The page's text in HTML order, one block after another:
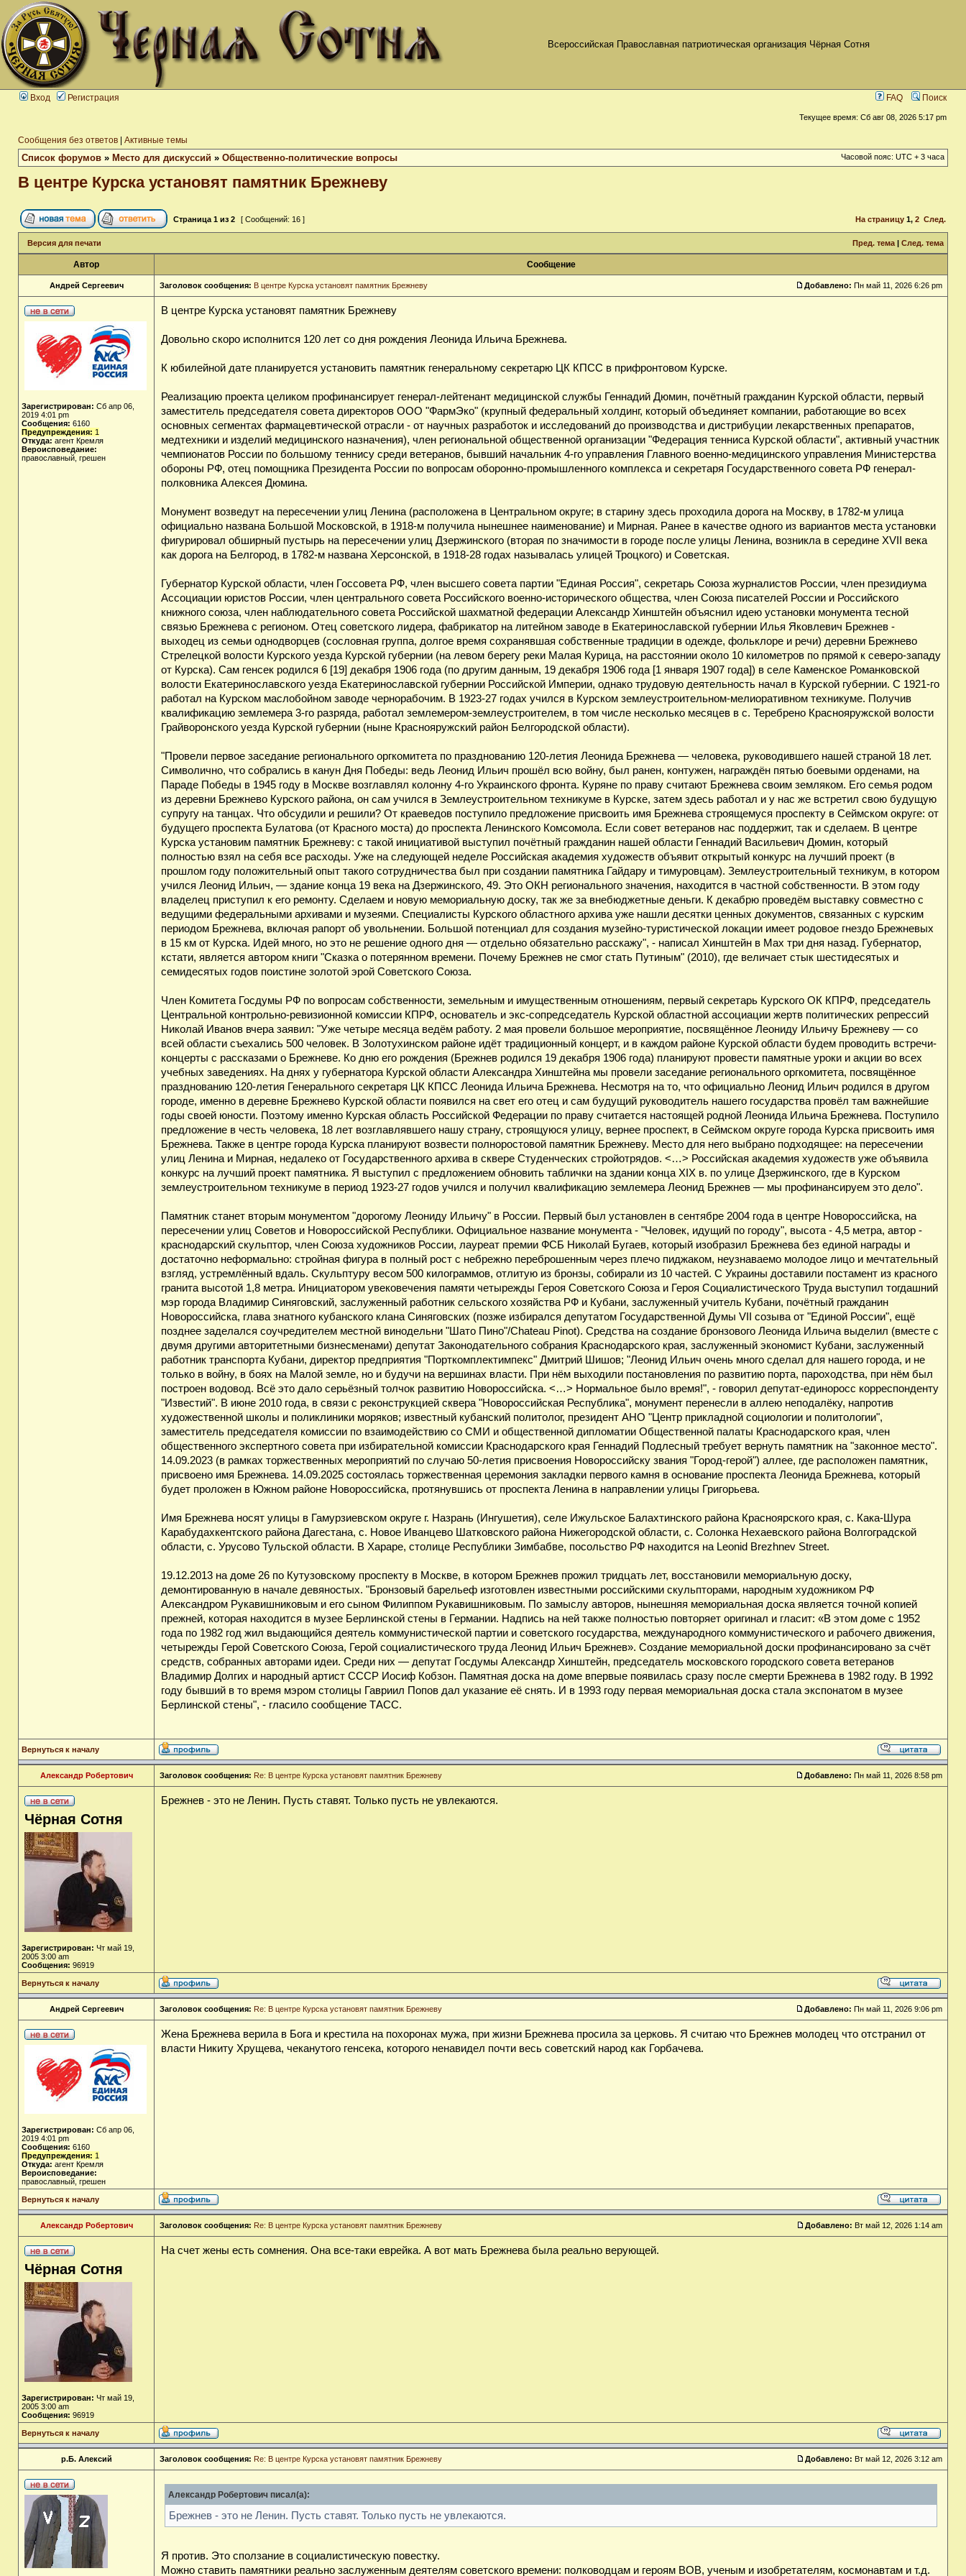
Всероссийская Православная патриотическая организация Чёрная Сотня
Вход Регистрация FAQ Поиск
Текущее время: Сб авг 08, 2026 5:17 pm
Сообщения без ответов Активные темы
Список форумов » Место для дискуссий » Общественно-политические вопросы Часовой пояс: UTC + 3 часа
В центре Курска установят памятник Брежневу
Страница 1 из 2 [ Сообщений: 16 ] На страницу 1, 2 След.
Версия для печати Пред. тема | След. тема
Автор Сообщение
Андрей Сергеевич Заголовок сообщения: В центре Курска установят памятник Брежневу Добавлено: Пн май 11, 2026 6:26 pm
Зарегистрирован: Сб апр 06,
2019 4:01 pm
Сообщения: 6160
Предупреждения: 1
Откуда: агент Кремля
Вероисповедание:
православный, грешен
В центре Курска установят памятник Брежневу
Довольно скоро исполнится 120 лет со дня рождения Леонида Ильича Брежнева.
К юбилейной дате планируется установить памятник генеральному секретарю ЦК КПСС в прифронтовом Курске.
Реализацию проекта целиком профинансирует генерал-лейтенант медицинской службы Геннадий Дюмин, почётный гражданин Курской области, первый
заместитель председателя совета директоров ООО "ФармЭко" (крупный федеральный холдинг, который объединяет компании, работающие во всех
основных сегментах фармацевтической отрасли - от научных разработок и исследований до производства и дистрибуции лекарственных препаратов,
медтехники и изделий медицинского назначения), член региональной общественной организации "Федерация тенниса Курской области", активный участник
чемпионатов России по большому теннису среди ветеранов, бывший начальник 4-го управления Главного военно-медицинского управления Министерства
обороны РФ, отец помощника Президента России по вопросам оборонно-промышленного комплекса и секретаря Государственного совета РФ генерал-
полковника Алексея Дюмина.
Монумент возведут на пересечении улиц Ленина (расположена в Центральном округе; в старину здесь проходила дорога на Москву, в 1782-м улица
официально названа Большой Московской, в 1918-м получила нынешнее наименование) и Мирная. Ранее в качестве одного из вариантов места установки
фигурировал обширный пустырь на пересечении улиц Дзержинского (вторая по значимости в городе после улицы Ленина, возникла в середине XVII века
как дорога на Белгород, в 1782-м названа Херсонской, в 1918-28 годах называлась улицей Троцкого) и Советская.
Губернатор Курской области, член Госсовета РФ, член высшего совета партии "Единая Россия", секретарь Союза журналистов России, член президиума
Ассоциации юристов России, член центрального совета Российского военно-исторического общества, член Союза писателей России и Российского
книжного союза, член наблюдательного совета Российской шахматной федерации Александр Хинштейн объяснил идею установки монумента тесной
связью Брежнева с регионом. Отец советского лидера, фабрикатор на литейном заводе в Екатеринославской губернии Илья Яковлевич Брежнев -
выходец из семьи однодворцев (сословная группа, долгое время сохранявшая собственные традиции в одежде, фольклоре и речи) деревни Брежнево
Стрелецкой волости Курского уезда Курской губернии (на левом берегу реки Малая Курица, на расстоянии около 10 километров по прямой к северо-западу
от Курска). Сам генсек родился 6 [19] декабря 1906 года (по другим данным, 19 декабря 1906 года [1 января 1907 года]) в селе Каменское Романковской
волости Екатеринославского уезда Екатеринославской губернии Российской Империи, однако трудовую деятельность начал в Курской губернии. С 1921-го
работал на Курском маслобойном заводе чернорабочим. В 1923-27 годах учился в Курском землеустроительном-мелиоративном техникуме. Получив
квалификацию землемера 3-го разряда, работал землемером-землеустроителем, в том числе несколько месяцев в с. Теребрено Краснояружской волости
Грайворонского уезда Курской губернии (ныне Краснояружский район Белгородской области).
"Провели первое заседание регионального оргкомитета по празднованию 120-летия Леонида Брежнева — человека, руководившего нашей страной 18 лет.
Символично, что собрались в канун Дня Победы: ведь Леонид Ильич прошёл всю войну, был ранен, контужен, награждён пятью боевыми орденами, на
Параде Победы в 1945 году в Москве возглавлял колонну 4-го Украинского фронта. Куряне по праву считают Брежнева своим земляком. Его семья родом
из деревни Брежнево Курского района, он сам учился в Землеустроительном техникуме в Курске, затем здесь работал и у нас же встретил свою будущую
супругу на танцах. Что обсудили и решили? От краеведов поступило предложение присвоить имя Брежнева строящемуся проспекту в Сеймском округе: от
будущего проспекта Булатова (от Красного моста) до проспекта Ленинского Комсомола. Если совет ветеранов нас поддержит, так и сделаем. В центре
Курска установим памятник Брежневу: с такой инициативой выступил почётный гражданин нашей области Геннадий Васильевич Дюмин, который
полностью взял на себя все расходы. Уже на следующей неделе Российская академия художеств объявит открытый конкурс на лучший проект (в
прошлом году положительный опыт такого сотрудничества был при создании памятника Гайдару и тимуровцам). Землеустроительный техникум, в котором
учился Леонид Ильич, — здание конца 19 века на Дзержинского, 49. Это ОКН регионального значения, находится в частной собственности. В этом году
владелец приступил к его ремонту. Сделаем и новую мемориальную доску, так же за внебюджетные деньги. К декабрю проведём выставку совместно с
ведущими федеральными архивами и музеями. Специалисты Курского областного архива уже нашли десятки ценных документов, связанных с курским
периодом Брежнева, включая рапорт об увольнении. Большой потенциал для создания музейно-туристической локации имеет родовое гнездо Брежневых
в 15 км от Курска. Идей много, но это не решение одного дня — отдельно обязательно расскажу", - написал Хинштейн в Мах три дня назад. Губернатор,
кстати, является автором книги "Сказка о потерянном времени. Почему Брежнев не смог стать Путиным" (2010), где величает стык шестидесятых и
семидесятых годов поистине золотой эрой Советского Союза.
Член Комитета Госдумы РФ по вопросам собственности, земельным и имущественным отношениям, первый секретарь Курского ОК КПРФ, председатель
Центральной контрольно-ревизионной комиссии КПРФ, основатель и экс-сопредседатель Курской областной ассоциации жертв политических репрессий
Николай Иванов вчера заявил: "Уже четыре месяца ведём работу. 2 мая провели большое мероприятие, посвящённое Леониду Ильичу Брежневу — со
всей области съехались 500 человек. В Золотухинском районе идёт традиционный концерт, и в каждом районе Курской области будем проводить встречи-
концерты с рассказами о Брежневе. Ко дню его рождения (Брежнев родился 19 декабря 1906 года) планируют провести памятные уроки и акции во всех
учебных заведениях. На днях у губернатора Курской области Александра Хинштейна мы провели заседание регионального оргкомитета, посвящённое
празднованию 120-летия Генерального секретаря ЦК КПСС Леонида Ильича Брежнева. Несмотря на то, что официально Леонид Ильич родился в другом
городе, именно в деревне Брежнево Курской области появился на свет его отец и сам будущий руководитель нашего государства провёл там важнейшие
годы своей юности. Поэтому именно Курская область Российской Федерации по праву считается настоящей родной Леонида Ильича Брежнева. Поступило
предложение в честь человека, 18 лет возглавлявшего нашу страну, строящуюся улицу, вернее проспект, в Сеймском округе города Курска присвоить имя
Брежнева. Также в центре города Курска планируют возвести полноростовой памятник Брежневу. Место для него выбрано подходящее: на пересечении
улиц Ленина и Мирная, недалеко от Государственного архива в сквере Студенческих стройотрядов. <…> Российская академия художеств уже объявила
конкурс на лучший проект памятника. Я выступил с предложением обновить таблички на здании конца XIX в. по улице Дзержинского, где в Курском
землеустроительном техникуме в период 1923-27 годов учился и получил квалификацию землемера Леонид Брежнев — мы профинансируем это дело".
Памятник станет вторым монументом "дорогому Леониду Ильичу" в России. Первый был установлен в сентябре 2004 года в центре Новороссийска, на
пересечении улиц Советов и Новороссийской Республики. Официальное название монумента - "Человек, идущий по городу", высота - 4,5 метра, автор -
краснодарский скульптор, член Союза художников России, лауреат премии ФСБ Николай Бугаев, который изобразил Брежнева без единой награды и
достаточно неформально: стройная фигура в полный рост с небрежно переброшенным через плечо пиджаком, неузнаваемо молодое лицо и мечтательный
взгляд, устремлённый вдаль. Скульптуру весом 500 килограммов, отлитую из бронзы, собирали из 10 частей. С Украины доставили постамент из красного
гранита высотой 1,8 метра. Инициатором увековечения памяти четырежды Героя Советского Союза и Героя Социалистического Труда выступил тогдашний
мэр города Владимир Синяговский, заслуженный работник сельского хозяйства РФ и Кубани, заслуженный учитель Кубани, почётный гражданин
Новороссийска, глава знатного кубанского клана Синяговских (позже избирался депутатом Государственной Думы VII созыва от "Единой России", ещё
позднее заделался соучредителем местной винодельни "Шато Пино"/Chateau Pinot). Средства на создание бронзового Леонида Ильича выделил (вместе с
двумя другими авторитетными бизнесменами) депутат Законодательного собрания Краснодарского края, заслуженный экономист Кубани, заслуженный
работник транспорта Кубани, директор предприятия "Порткомплектимпекс" Дмитрий Шишов; "Леонид Ильич очень много сделал для нашего города, и не
только в войну, в боях на Малой земле, но и будучи на вершинах власти. При нём выходили постановления по развитию порта, пароходства, при нём был
построен водовод. Всё это дало серьёзный толчок развитию Новороссийска. <…> Нормальное было время!", - говорил депутат-единоросс корреспонденту
"Известий". В июне 2010 года, в связи с реконструкцией сквера "Новороссийская Республика", монумент перенесли в аллею неподалёку, напротив
художественной школы и поликлиники моряков; известный кубанский политолог, президент АНО "Центр прикладной социологии и политологии",
заместитель председателя комиссии по взаимодействию со СМИ и общественной дипломатии Общественной палаты Краснодарского края, член
общественного экспертного совета при избирательной комиссии Краснодарского края Геннадий Подлесный требует вернуть памятник на "законное место".
14.09.2023 (в рамках торжественных мероприятий по случаю 50-летия присвоения Новороссийску звания "Город-герой") аллее, где расположен памятник,
присвоено имя Брежнева. 14.09.2025 состоялась торжественная церемония закладки первого камня в основание проспекта Леонида Брежнева, который
будет проложен в Южном районе Новороссийска, протянувшись от проспекта Ленина в направлении улицы Григорьева.
Имя Брежнева носят улицы в Гамурзиевском округе г. Назрань (Ингушетия), селе Ижульское Балахтинского района Красноярского края, с. Кака-Шура
Карабудахкентского района Дагестана, с. Новое Иванцево Шатковского района Нижегородской области, с. Солонка Нехаевского района Волгоградской
области, с. Урусово Тульской области. В Хараре, столице Республики Зимбабве, посольство РФ находится на Leonid Brezhnev Street.
19.12.2013 на доме 26 по Кутузовскому проспекту в Москве, в котором Брежнев прожил тридцать лет, восстановили мемориальную доску,
демонтированную в начале девяностых. "Бронзовый барельеф изготовлен известными российскими скульпторами, народным художником РФ
Александром Рукавишниковым и его сыном Филиппом Рукавишниковым. По замыслу авторов, нынешняя мемориальная доска является точной копией
прежней, которая находится в музее Берлинской стены в Германии. Надпись на ней также полностью повторяет оригинал и гласит: «В этом доме с 1952
года по 1982 год жил выдающийся деятель коммунистической партии и советского государства, международного коммунистического и рабочего движения,
четырежды Герой Советского Союза, Герой социалистического труда Леонид Ильич Брежнев». Создание мемориальной доски профинансировано за счёт
средств, собранных авторами идеи. Среди них — депутат Госдумы Александр Хинштейн, председатель московского городского совета ветеранов
Владимир Долгих и народный артист СССР Иосиф Кобзон. Памятная доска на доме впервые появилась сразу после смерти Брежнева в 1982 году. В 1992
году бывший в то время мэром столицы Гавриил Попов дал указание её снять. И в 1993 году первая мемориальная доска стала экспонатом в музее
Берлинской стены", - гласило сообщение ТАСС.
Вернуться к началу
Александр Робертович Заголовок сообщения: Re: В центре Курска установят памятник Брежневу Добавлено: Пн май 11, 2026 8:58 pm
Чёрная Сотня
Зарегистрирован: Чт май 19,
2005 3:00 am
Сообщения: 96919
Брежнев - это не Ленин. Пусть ставят. Только пусть не увлекаются.
Вернуться к началу
Андрей Сергеевич Заголовок сообщения: Re: В центре Курска установят памятник Брежневу Добавлено: Пн май 11, 2026 9:06 pm
Зарегистрирован: Сб апр 06,
2019 4:01 pm
Сообщения: 6160
Предупреждения: 1
Откуда: агент Кремля
Вероисповедание:
православный, грешен
Жена Брежнева верила в Бога и крестила на похоронах мужа, при жизни Брежнева просила за церковь. Я считаю что Брежнев молодец что отстранил от
власти Никиту Хрущева, чеканутого генсека, которого ненавидел почти весь советский народ как Горбачева.
Вернуться к началу
Александр Робертович Заголовок сообщения: Re: В центре Курска установят памятник Брежневу Добавлено: Вт май 12, 2026 1:14 am
Чёрная Сотня
Зарегистрирован: Чт май 19,
2005 3:00 am
Сообщения: 96919
На счет жены есть сомнения. Она все-таки еврейка. А вот мать Брежнева была реально верующей.
Вернуться к началу
р.Б. Алексий Заголовок сообщения: Re: В центре Курска установят памятник Брежневу Добавлено: Вт май 12, 2026 3:12 am
Александр Робертович писал(а):
Брежнев - это не Ленин. Пусть ставят. Только пусть не увлекаются.
Я против. Это сползание в социалистическую повестку.
Можно ставить памятники реально заслуженным деятелям советского времени: полководцам и героям ВОВ, ученым и изобретателям, космонавтам и т.д.